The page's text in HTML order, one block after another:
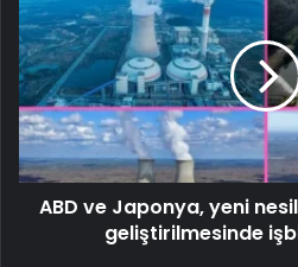
ABD ve Japonya, yeni
geliştirilmesinde